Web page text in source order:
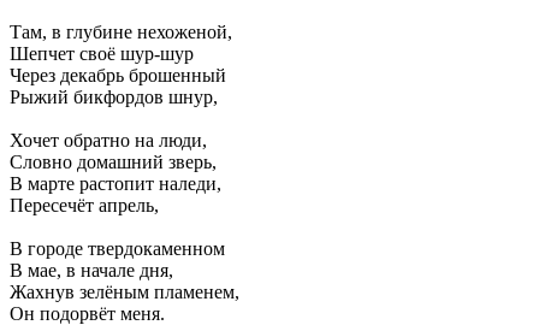
Там, в глубине нехоженой,
Шепчет своё шур-шур
Через декабрь брошенный
Рыжий бикфордов шнур,
Хочет обратно на люди,
Словно домашний зверь,
В марте растопит наледи,
Пересечёт апрель,
В городе твердокаменном
В мае, в начале дня,
Жахнув зелёным пламенем,
Он подорвёт меня.